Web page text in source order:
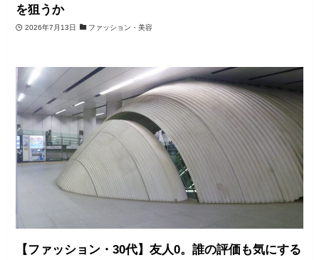
を狙うか
2026年7月13日 ファッション・美容
【ファッション・30代】友人0。誰の評価も気にする